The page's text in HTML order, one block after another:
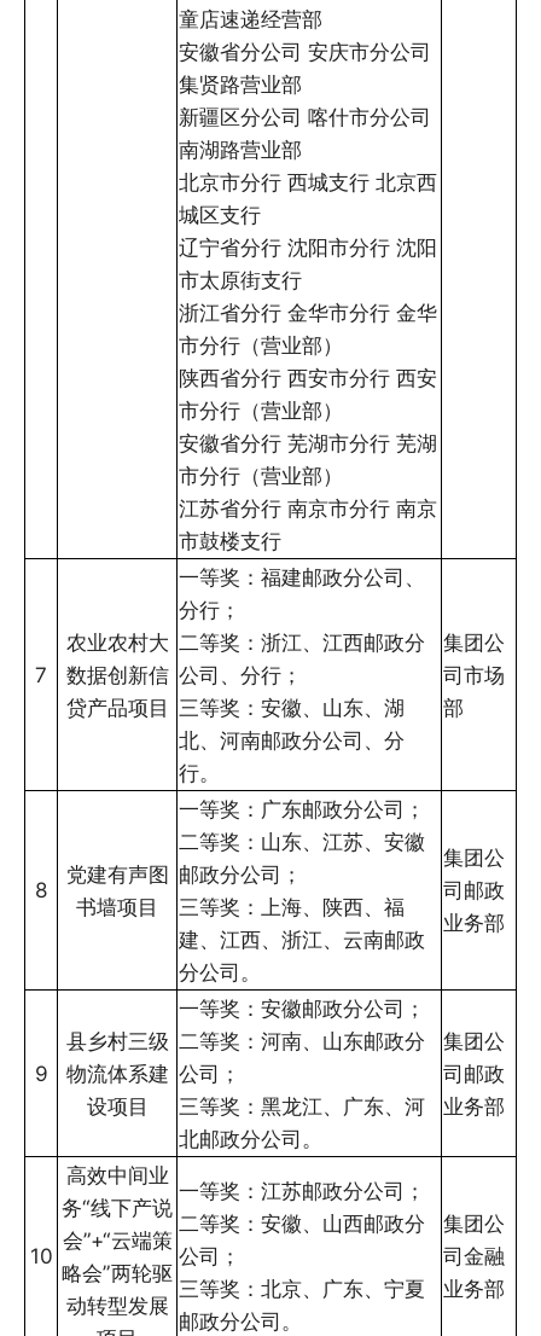
童店速递经营部
安徽省分公司 安庆市分公司
集贤路营业部
新疆区分公司 喀什市分公司
南湖路营业部
北京市分行 西城支行 北京西
城区支行
辽宁省分行 沈阳市分行 沈阳
市太原街支行
浙江省分行 金华市分行 金华
市分行（营业部）
陕西省分行 西安市分行 西安
市分行（营业部）
安徽省分行 芜湖市分行 芜湖
市分行（营业部）
江苏省分行 南京市分行 南京
市鼓楼支行
7
农业农村大
数据创新信
贷产品项目
一等奖：福建邮政分公司、
分行；
二等奖：浙江、江西邮政分
公司、分行；
三等奖：安徽、山东、湖
北、河南邮政分公司、分
行。
集团公
司市场
部
8
党建有声图
书墙项目
一等奖：广东邮政分公司；
二等奖：山东、江苏、安徽
邮政分公司；
三等奖：上海、陕西、福
建、江西、浙江、云南邮政
分公司。
集团公
司邮政
业务部
9
县乡村三级
物流体系建
设项目
一等奖：安徽邮政分公司；
二等奖：河南、山东邮政分
公司；
三等奖：黑龙江、广东、河
北邮政分公司。
集团公
司邮政
业务部
10
高效中间业
务“线下产说
会”+“云端策
略会”两轮驱
动转型发展
一等奖：江苏邮政分公司；
二等奖：安徽、山西邮政分
公司；
三等奖：北京、广东、宁夏
邮政分公司。
集团公
司金融
业务部